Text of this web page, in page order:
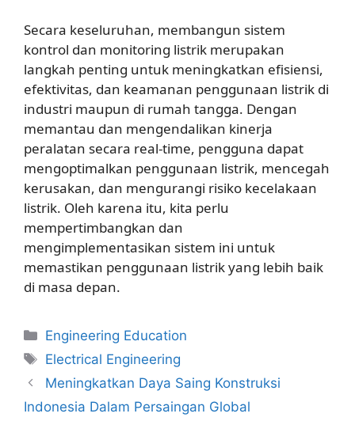
Secara keseluruhan, membangun sistem
kontrol dan monitoring listrik merupakan
langkah penting untuk meningkatkan efisiensi,
efektivitas, dan keamanan penggunaan listrik di
industri maupun di rumah tangga. Dengan
memantau dan mengendalikan kinerja
peralatan secara real-time, pengguna dapat
mengoptimalkan penggunaan listrik, mencegah
kerusakan, dan mengurangi risiko kecelakaan
listrik. Oleh karena itu, kita perlu
mempertimbangkan dan
mengimplementasikan sistem ini untuk
memastikan penggunaan listrik yang lebih baik
di masa depan.
Kategori
Engineering Education
Tag
Electrical Engineering
Meningkatkan Daya Saing Konstruksi
Indonesia Dalam Persaingan Global